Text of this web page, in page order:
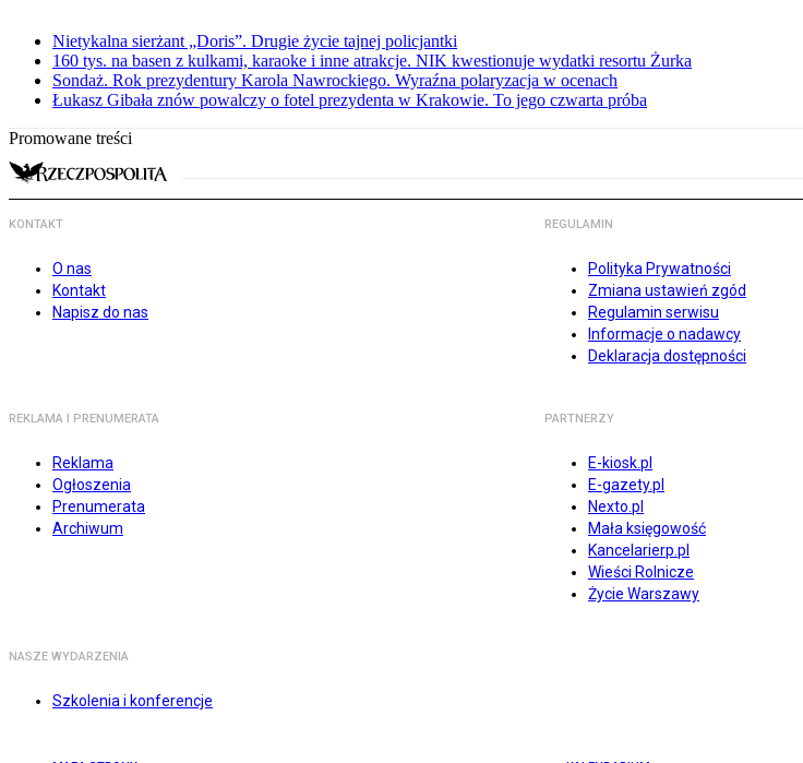
Nietykalna sierżant „Doris”. Drugie życie tajnej policjantki
160 tys. na basen z kulkami, karaoke i inne atrakcje. NIK kwestionuje wydatki resortu Żurka
Sondaż. Rok prezydentury Karola Nawrockiego. Wyraźna polaryzacja w ocenach
Łukasz Gibała znów powalczy o fotel prezydenta w Krakowie. To jego czwarta próba
Promowane treści
KONTAKT
O nas
Kontakt
Napisz do nas
REGULAMIN
Polityka Prywatności
Zmiana ustawień zgód
Regulamin serwisu
Informacje o nadawcy
Deklaracja dostępności
REKLAMA I PRENUMERATA
Reklama
Ogłoszenia
Prenumerata
Archiwum
PARTNERZY
E-kiosk.pl
E-gazety.pl
Nexto.pl
Mała księgowość
Kancelarierp.pl
Wieści Rolnicze
Życie Warszawy
NASZE WYDARZENIA
Szkolenia i konferencje